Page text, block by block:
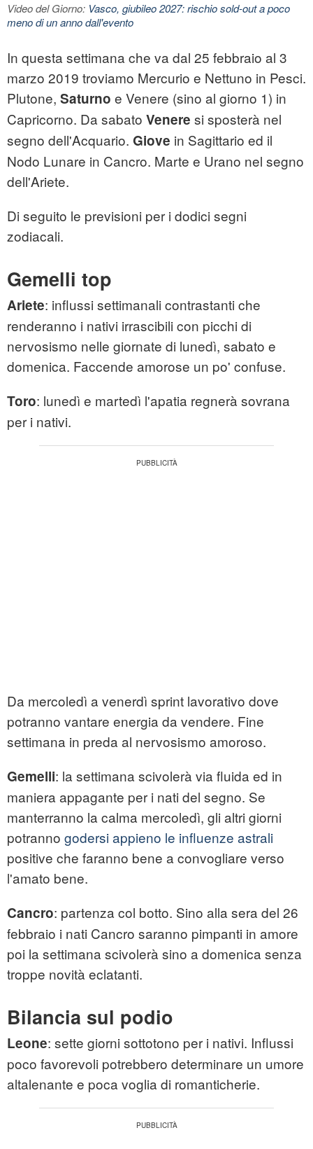
Video del Giorno: Vasco, giubileo 2027: rischio sold-out a poco
meno di un anno dall'evento
In questa settimana che va dal 25 febbraio al 3
marzo 2019 troviamo Mercurio e Nettuno in Pesci.
Plutone, Saturno e Venere (sino al giorno 1) in
Capricorno. Da sabato Venere si sposterà nel
segno dell'Acquario. Giove in Sagittario ed il
Nodo Lunare in Cancro. Marte e Urano nel segno
dell'Ariete.
Di seguito le previsioni per i dodici segni
zodiacali.
Gemelli top
Ariete: influssi settimanali contrastanti che
renderanno i nativi irrascibili con picchi di
nervosismo nelle giornate di lunedì, sabato e
domenica. Faccende amorose un po' confuse.
Toro: lunedì e martedì l'apatia regnerà sovrana
per i nativi.
Da mercoledì a venerdì sprint lavorativo dove
potranno vantare energia da vendere. Fine
settimana in preda al nervosismo amoroso.
Gemelli: la settimana scivolerà via fluida ed in
maniera appagante per i nati del segno. Se
manterranno la calma mercoledì, gli altri giorni
potranno godersi appieno le influenze astrali
positive che faranno bene a convogliare verso
l'amato bene.
Cancro: partenza col botto. Sino alla sera del 26
febbraio i nati Cancro saranno pimpanti in amore
poi la settimana scivolerà sino a domenica senza
troppe novità eclatanti.
Bilancia sul podio
Leone: sette giorni sottotono per i nativi. Influssi
poco favorevoli potrebbero determinare un umore
altalenante e poca voglia di romanticherie.